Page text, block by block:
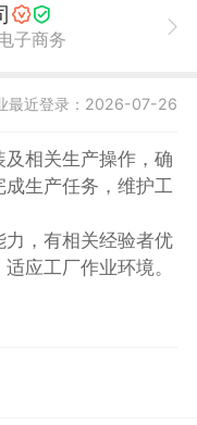
子商务
最近登录：2026-07-26
相关生产操作，确
生产任务，维护工
，有相关经验者优
应工厂作业环境。